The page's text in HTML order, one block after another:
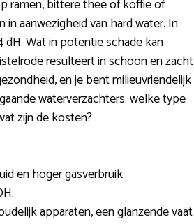
ramen, bittere thee of koffie of
in aanwezigheid van hard water. In
dH. Wat in potentie schade kan
resulteert in schoon en zacht
en je bent milieuvriendelijk
waterverzachters: welke type
zijn de kosten?
en hoger gasverbruik.
apparaten, een glanzende vaat